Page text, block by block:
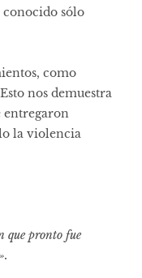
sólo
como
nos demuestra
entregaron
la violencia
que pronto fue